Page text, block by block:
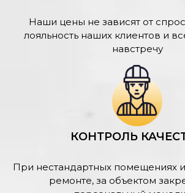
Наши цены не зависят от
лояльность наших клиентов и
навстречу
КОНТРОЛЬ
При нестандартных помещениях
ремонте, за объектом